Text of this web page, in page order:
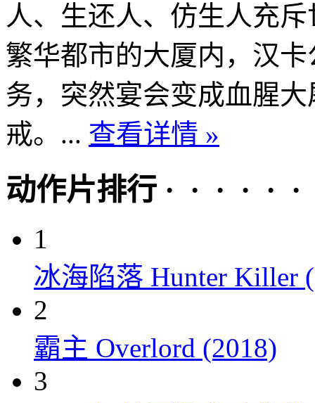
人、生还人、仿生人充
繁华都市的大厦内，汉
务，突然宴会变成血腥
戒。... 查看详情 »
动作片排行 · · · · · ·
1
冰海陷落 Hunter Killer
2
霸主 Overlord (2018)
3